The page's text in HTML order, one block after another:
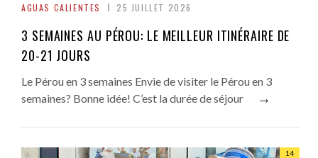
AGUAS CALIENTES 25 JUILLET 2026
3 SEMAINES AU PÉROU: LE MEILLEUR ITINÉRAIRE DE
20-21 JOURS
Le Pérou en 3 semaines Envie de visiter le Pérou en 3
semaines? Bonne idée! C’est la durée de séjour
→
14